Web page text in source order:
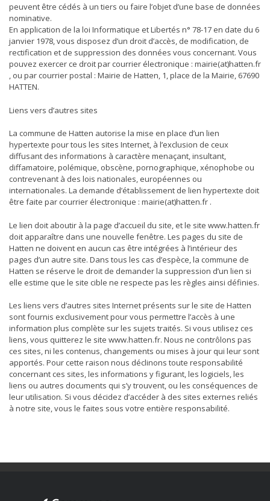
peuvent être cédés à un tiers ou faire l’objet d’une base de données
nominative.
En application de la loi Informatique et Libertés n° 78-17 en date du 6
janvier 1978, vous disposez d’un droit d’accès, de modification, de
rectification et de suppression des données vous concernant. Vous
pouvez exercer ce droit par courrier électronique : mairie(at)hatten.fr
, ou par courrier postal : Mairie de Hatten, 1, place de la Mairie, 67690
HATTEN.
Liens vers d’autres sites
La commune de Hatten autorise la mise en place d’un lien
hypertexte pour tous les sites Internet, à l’exclusion de ceux
diffusant des informations à caractère menaçant, insultant,
diffamatoire, polémique, obscène, pornographique, xénophobe ou
contrevenant à des lois nationales, européennes ou
internationales. La demande d’établissement de lien hypertexte doit
être faite par courrier électronique : mairie(at)hatten.fr .
Le lien doit aboutir à la page d’accueil du site, et le site www.hatten.fr
doit apparaître dans une nouvelle fenêtre. Les pages du site de
Hatten ne doivent en aucun cas être intégrées à l’intérieur des
pages d’un autre site. Dans tous les cas d’espèce, la commune de
Hatten se réserve le droit de demander la suppression d’un lien si
elle estime que le site cible ne respecte pas les règles ainsi définies.
Les liens vers d’autres sites Internet présents sur le site de Hatten
sont fournis exclusivement pour vous permettre l’accès à une
information plus complète sur les sujets traités. Si vous utilisez ces
liens, vous quitterez le site www.hatten.fr. Nous ne contrôlons pas
ces sites, ni les contenus, changements ou mises à jour qui leur sont
apportés. Pour cette raison nous déclinons toute responsabilité
concernant ces sites, les informations y figurant, les logiciels, les
liens ou autres documents qui s’y trouvent, ou les conséquences de
leur utilisation. Si vous décidez d’accéder à des sites externes reliés
à notre site, vous le faites sous votre entière responsabilité.